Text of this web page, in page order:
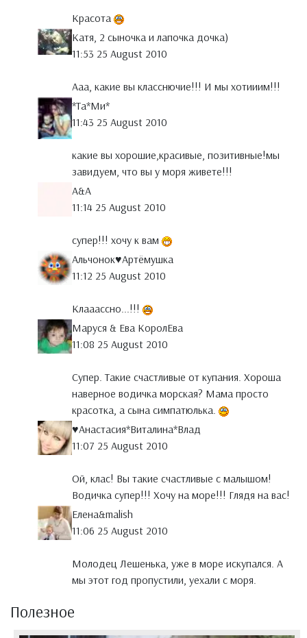
Красота
Катя, 2 сыночка и лапочка дочка)
11:53 25 August 2010
Ааа, какие вы класснючие!!! И мы хотииим!!!
*Тa*Ми*
11:43 25 August 2010
какие вы хорошие,красивые, позитивные!мы
завидуем, что вы у моря живете!!!
A&A
11:14 25 August 2010
супер!!! хочу к вам
Альчонок♥Артёмушка
11:12 25 August 2010
Клааассно...!!!
Маруся & Ева КоролЕва
11:08 25 August 2010
Супер. Такие счастливые от купания. Хороша
наверное водичка морская? Мама просто
красотка, а сына симпатюлька.
♥Анастасия*Виталина*Влад
11:07 25 August 2010
Ой, клас! Вы такие счастливые с малышом!
Водичка супер!!! Хочу на море!!! Глядя на вас!
Елена&malish
11:06 25 August 2010
Молодец Лешенька, уже в море искупался. А
мы этот год пропустили, уехали с моря.
Полезное